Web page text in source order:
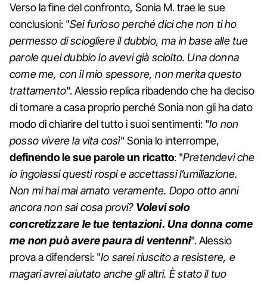
Verso la fine del confronto, Sonia M. trae le sue
conclusioni: "Sei furioso perché dici che non ti ho
permesso di sciogliere il dubbio, ma in base alle tue
parole quel dubbio lo avevi già sciolto. Una donna
come me, con il mio spessore, non merita questo
trattamento". Alessio replica ribadendo che ha deciso
di tornare a casa proprio perché Sonia non gli ha dato
modo di chiarire del tutto i suoi sentimenti: "Io non
posso vivere la vita così" Sonia lo interrompe,
definendo le sue parole un ricatto: "Pretendevi che
io ingoiassi questi rospi e accettassi l’umiliazione.
Non mi hai mai amato veramente. Dopo otto anni
ancora non sai cosa provi? Volevi solo
concretizzare le tue tentazioni. Una donna come
me non può avere paura di ventenni". Alessio
prova a difendersi: "Io sarei riuscito a resistere, e
magari avrei aiutato anche gli altri. È stato il tuo